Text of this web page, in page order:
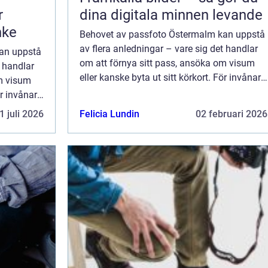
uppstå
visum
invånare
juli 2026
dina digitala minnen levande
Behovet av passfoto Östermalm kan uppstå
av flera anledningar – vare sig det handlar
om att förnya sitt pass, ansöka om visum
eller kanske byta ut sitt körkort. För invånare
Felicia Lundin
02 februari 2026